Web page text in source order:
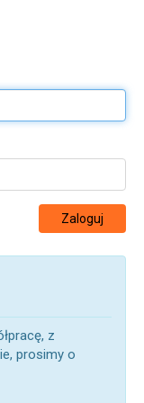
Zaloguj
z
prosimy o